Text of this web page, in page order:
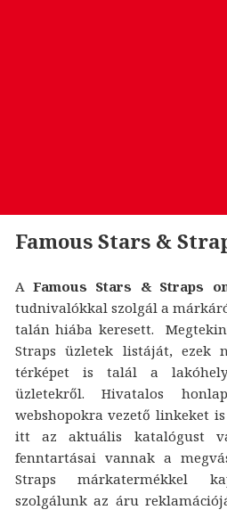
Famous Stars &
A Famous Stars & Straps
tudnivalókkal szolgál a
talán hiába keresett.
Straps üzletek listáját, ezek
térképet is talál a
üzletekről. Hivatalos
webshopokra vezető linkeket
itt az aktuális katalógust
fenntartásai vannak a
Straps márkatermékkel
szolgálunk az áru